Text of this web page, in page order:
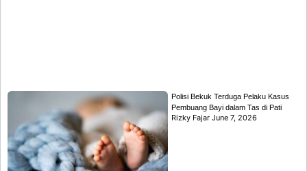
Polisi Bekuk Terduga Pelaku Kasus
Pembuang Bayi dalam Tas di Pati
Rizky FajarJune 7, 2026